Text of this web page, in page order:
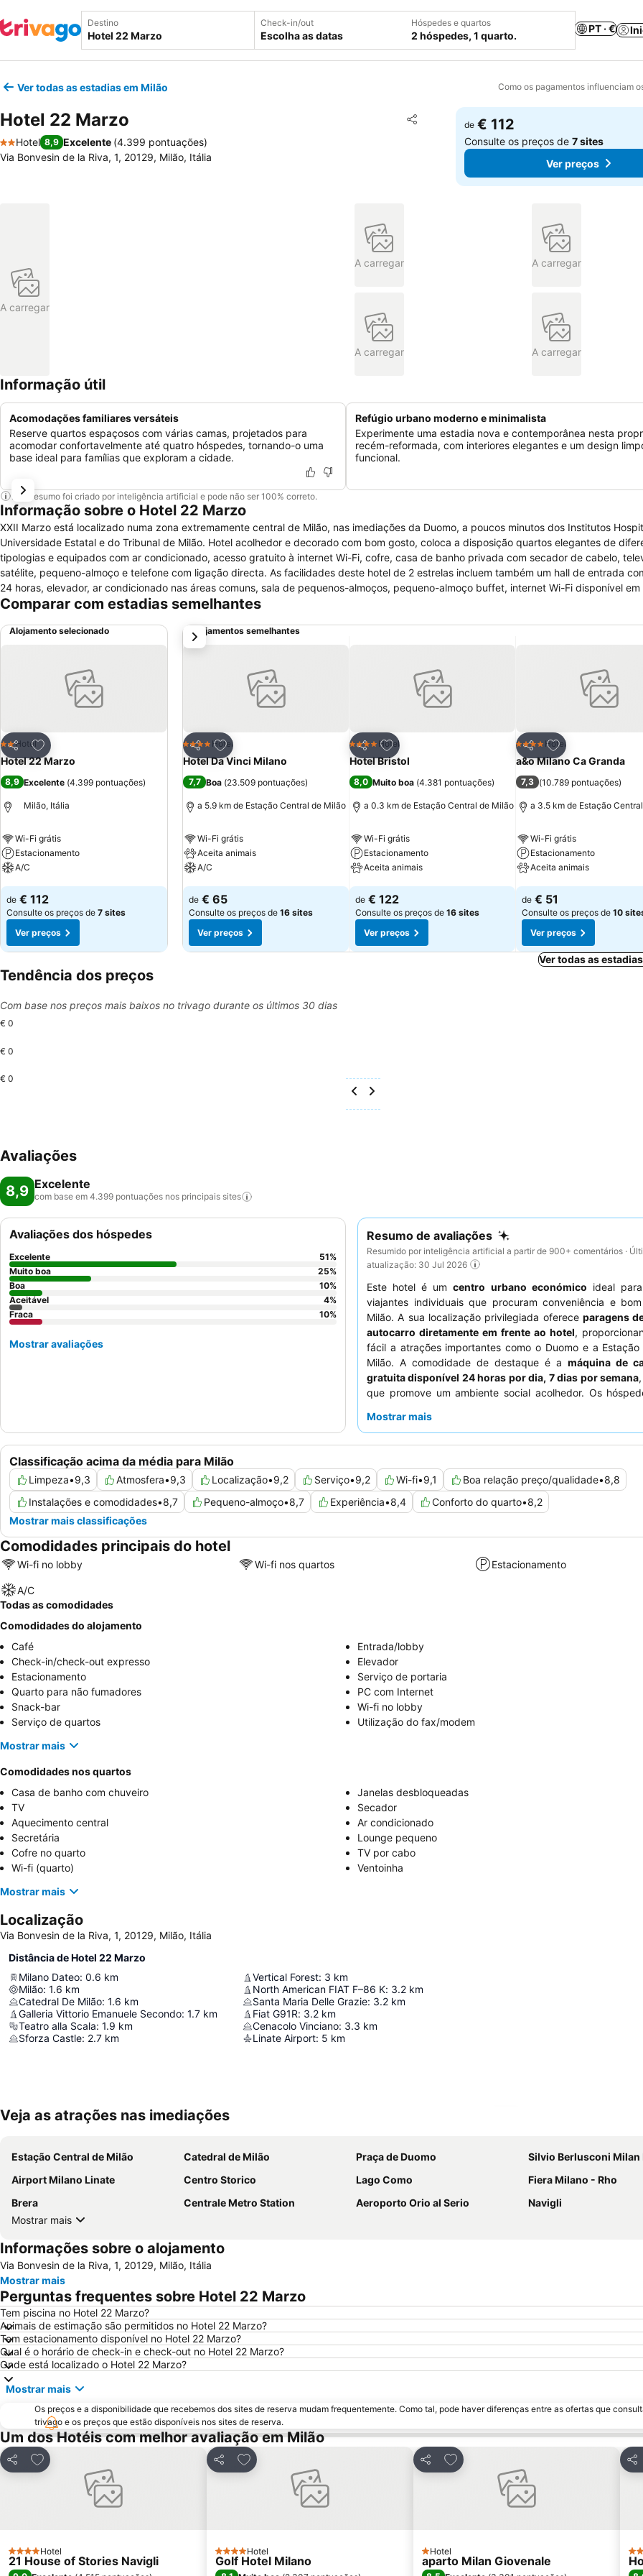
Destino Check-in/out
Escolha as datas
Hóspedes e quartos
2 hóspedes, 1 quarto.
PT · €
Ver todas as estadias em Milão Como os pagamentos influenciam
Hotel 22 Marzo Partilhar
Adicionar aos favoritos
2 Estrelas
Hotel 8,9 Excelente (4.399 pontuações)
Via Bonvesin de la Riva, 1, 20129, Milão, Itália
de € 112
Consulte os preços de7 sites
Ver preços
A carregar
A carregar A carregar
A carregar A carregar
Informação útil
Acomodações familiares versáteis
Reserve quartos espaçosos com várias camas, projetados para
acomodar confortavelmente até quatro hóspedes, tornando-o uma
base ideal para famílias que exploram a cidade.
Refúgio urbano moderno e minimalista
Experimente uma estadia nova e contemporânea nesta
recém-reformada, com interiores elegantes e um design
funcional.
Este resumo foi criado por inteligência artificial e pode não ser 100% correto.
Informação sobre o Hotel 22 Marzo
XXII Marzo está localizado numa zona extremamente central de Milão, nas imediações da Duomo, a poucos minutos dos Institutos
Universidade Estatal e do Tribunal de Milão. Hotel acolhedor e decorado com bom gosto, coloca a disposição quartos elegantes de
tipologias e equipados com ar condicionado, acesso gratuito à internet Wi-Fi, cofre, casa de banho privada com secador de cabelo,
satélite, pequeno-almoço e telefone com ligação directa. As facilidades deste hotel de 2 estrelas incluem também um hall de entrada
24 horas, elevador, ar condicionado nas áreas comuns, sala de pequenos-almoços, pequeno-almoço buffet, internet Wi-Fi disponível
áreas, bar, serviço de quarto e acesso para cadeira de rodas.
Comparar com estadias semelhantes
Alojamento selecionado
Partilhar
Adicionar aos favoritos
2 Estrelas
Hotel
Hotel 22 Marzo
8,9 Excelente (4.399 pontuações)
Milão, Itália
Wi-Fi grátis
Estacionamento
A/C
Ver preços
de € 112
Consulte os preços de 7 sites
Ver preços
Alojamentos semelhantes
Partilhar
Adicionar aos favoritos
4 EstrelasHotel
Hotel Da Vinci Milano
7,7 Boa (23.509 pontuações)
a 5.9 km de Estação Central de Milão
Wi-Fi grátis
Aceita animais
A/C
Ver preços
de € 65
Consulte os preços de 16 sites
Ver preços
Partilhar
Adicionar aos favoritos
4 EstrelasHotel
Hotel Bristol
8,0 Muito boa (4.381 pontuações)
a 0.3 km de Estação Central de Milão
Wi-Fi grátis
Estacionamento
Aceita animais
Ver preços
de € 122
Consulte os preços de 16 sites
Ver preços
Partilhar
Adicionar aos
4 EstrelasHotel
a&o Milano Ca Granda
7,3 (10.789 pontuações)
a 3.5 km de Estação
Wi-Fi grátis
Estacionamento
Aceita animais
Ver preços
de € 51
Consulte os preços de 10
Ver preços
próximo
Ver todas as
Tendência dos preços
Com base nos preços mais baixos no trivago durante os últimos 30 dias
€ 0
€ 0
€ 0
Avaliações
8,9 Excelente
com base em 4.399 pontuações nos principais sites
Resumo de avaliações
Resumido por inteligência artificial a partir de 900+ comentários ·
atualização: 30 Jul 2026
Este hotel é umcentro urbano económico ideal
viajantes individuais que procuram conveniência e
Milão. A sua localização privilegiada oferece paragens
autocarro diretamente em frente ao hotel,
fácil a atrações importantes como o Duomo e a
Milão. A comodidade de destaque é a máquina de
gratuita disponível 24 horas por dia, 7 dias por semana
que promove um ambiente social acolhedor. Os
sua simpatia e eficiência, enquanto a área
jardim.
Mostrar mais
Classificação acima da média para Milão
Limpeza•9,3 Atmosfera•9,3 Localização•9,2 Serviço•9,2 Wi-fi•9,1 Boa relação preço/qualidade•8,8
Instalações e comodidades•8,7 Pequeno-almoço•8,7 Experiência•8,4 Conforto do quarto•8,2
Mostrar mais classificações
Avaliações dos hóspedes
Excelente 51%
Muito boa
25%
Boa
10%
Aceitável
4%
Fraca
10%
Mostrar avaliações
Comodidades principais do hotel
Wi-fi no lobby Wi-fi nos quartos Estacionamento
A/C
Todas as comodidades
Comodidades do alojamento
Café
Entrada/lobby
Check-in/check-out expresso
Elevador
Estacionamento
Serviço de portaria
Quarto para não fumadores
PC com Internet
Snack-bar
Wi-fi no lobby
Serviço de quartos
Utilização do fax/modem
Mostrar mais
Comodidades nos quartos
Casa de banho com chuveiro
Janelas desbloqueadas
TV
Secador
Aquecimento central
Ar condicionado
Secretária
Lounge pequeno
Cofre no quarto
TV por cabo
Wi-fi (quarto)
Ventoinha
Mostrar mais
Localização
Via Bonvesin de la Riva, 1, 20129, Milão, Itália
Distância de Hotel 22 Marzo
Milano Dateo: 0.6 km
Milão: 1.6 km
Catedral De Milão: 1.6 km
Galleria Vittorio Emanuele Secondo: 1.7 km
Teatro alla Scala: 1.9 km
Sforza Castle: 2.7 km
Vertical Forest: 3 km
North American FIAT F–86 K: 3.2 km
Santa Maria Delle Grazie: 3.2 km
Fiat G91R: 3.2 km
Cenacolo Vinciano: 3.3 km
Linate Airport: 5 km
Veja as atrações nas imediações
Estação Central de Milão Catedral de Milão Praça de Duomo
Silvio Berlusconi Milan
Airport Milano Linate
Centro Storico Lago Como
Fiera Milano - Rho
Brera
Centrale Metro Station Aeroporto Orio al Serio
Navigli
Mostrar mais
Informações sobre o alojamento
Via Bonvesin de la Riva, 1, 20129, Milão, Itália
Mostrar mais
Perguntas frequentes sobre Hotel 22 Marzo
Tem piscina no Hotel 22 Marzo?
Animais de estimação são permitidos no Hotel 22 Marzo?
Tem estacionamento disponível no Hotel 22 Marzo?
Qual é o horário de check-in e check-out no Hotel 22 Marzo?
Onde está localizado o Hotel 22 Marzo?
Mostrar mais
Os preços e a disponibilidade que recebemos dos sites de reserva mudam frequentemente. Como tal, pode haver diferenças entre as ofertas que
trivago e os preços que estão disponíveis nos sites de reserva.
Um dos Hotéis com melhor avaliação em Milão
Partilhar
Adicionar aos favoritos
4 Estrelas
Hotel
21 House of Stories Navigli
Partilhar
Adicionar aos favoritos
4 Estrelas
Hotel
Golf Hotel Milano
Partilhar
Adicionar aos favoritos
1 Estrelas
Hotel
aparto Milan Giovenale 4